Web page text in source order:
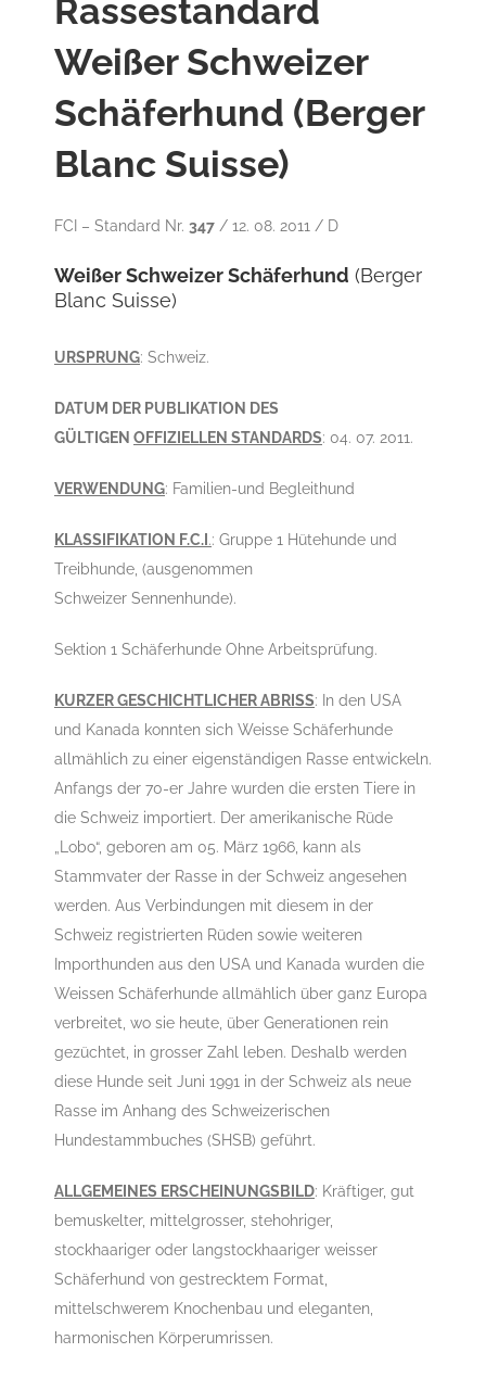
Rassestandard
Weißer Schweizer
Schäferhund (Berger
Blanc Suisse)
FCI – Standard Nr. 347 / 12. 08. 2011 / D
Weißer Schweizer Schäferhund (Berger
Blanc Suisse)
URSPRUNG: Schweiz.
DATUM DER PUBLIKATION DES
GÜLTIGEN OFFIZIELLEN STANDARDS: 04. 07. 2011.
VERWENDUNG: Familien-und Begleithund
KLASSIFIKATION F.C.I .: Gruppe 1 Hütehunde und
Treibhunde, (ausgenommen
Schweizer Sennenhunde).
Sektion 1 Schäferhunde Ohne Arbeitsprüfung.
KURZER GESCHICHTLICHER ABRISS: In den USA
und Kanada konnten sich Weisse Schäferhunde
allmählich zu einer eigenständigen Rasse entwickeln.
Anfangs der 70-er Jahre wurden die ersten Tiere in
die Schweiz importiert. Der amerikanische Rüde
„Lobo“, geboren am 05. März 1966, kann als
Stammvater der Rasse in der Schweiz angesehen
werden. Aus Verbindungen mit diesem in der
Schweiz registrierten Rüden sowie weiteren
Importhunden aus den USA und Kanada wurden die
Weissen Schäferhunde allmählich über ganz Europa
verbreitet, wo sie heute, über Generationen rein
gezüchtet, in grosser Zahl leben. Deshalb werden
diese Hunde seit Juni 1991 in der Schweiz als neue
Rasse im Anhang des Schweizerischen
Hundestammbuches (SHSB) geführt.
ALLGEMEINES ERSCHEINUNGSBILD: Kräftiger, gut
bemuskelter, mittelgrosser, stehohriger,
stockhaariger oder langstockhaariger weisser
Schäferhund von gestrecktem Format,
mittelschwerem Knochenbau und eleganten,
harmonischen Körperumrissen.